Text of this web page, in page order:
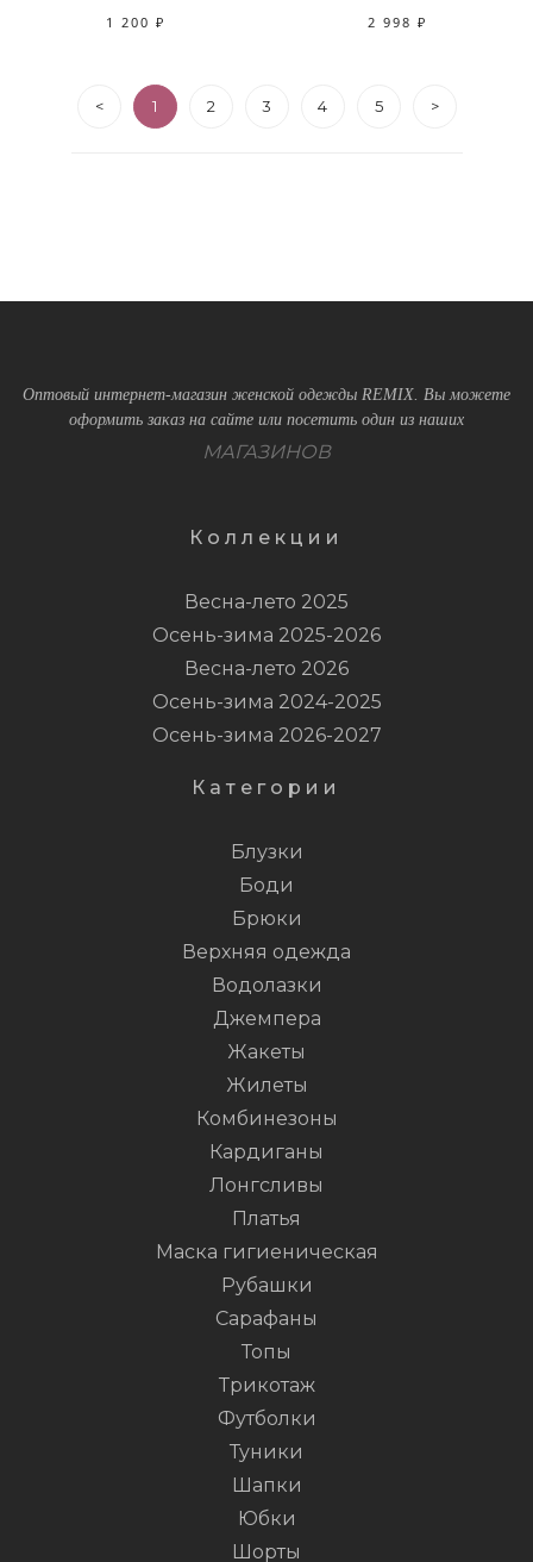
1 200 ₽ 2 998 ₽
< 1 2 3 4 5 >
Оптовый интернет-магазин женской одежды REMIX. Вы можете
оформить заказ на сайте или посетить один из наших
МАГАЗИНОВ
Коллекции
Весна-лето 2025
Осень-зима 2025-2026
Весна-лето 2026
Осень-зима 2024-2025
Осень-зима 2026-2027
Категории
Блузки
Боди
Брюки
Верхняя одежда
Водолазки
Джемпера
Жакеты
Жилеты
Комбинезоны
Кардиганы
Лонгсливы
Платья
Маска гигиеническая
Рубашки
Сарафаны
Топы
Трикотаж
Футболки
Туники
Шапки
Юбки
Шорты